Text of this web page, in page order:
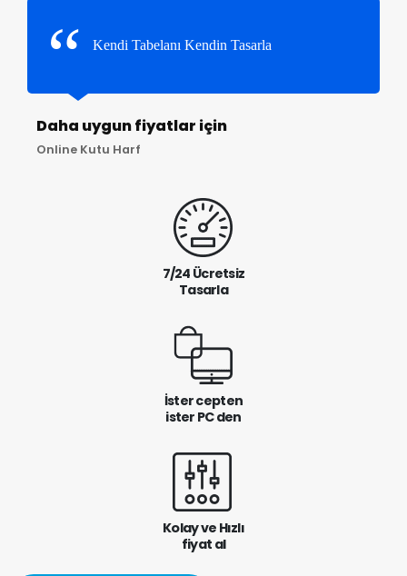
Kendi Tabelanı Kendin Tasarla
Daha uygun fiyatlar için
Online Kutu Harf
7/24 Ücretsiz
Tasarla
İster cepten
ister PC den
Kolay ve Hızlı
fiyat al